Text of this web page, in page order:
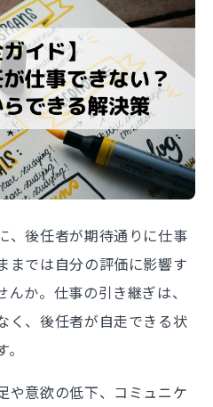
、後任者が期待通りに仕事
までは自分の評価に影響す
か。仕事の引き継ぎは、
く、後任者が自走できる状
や意欲の低下、コミュニケ